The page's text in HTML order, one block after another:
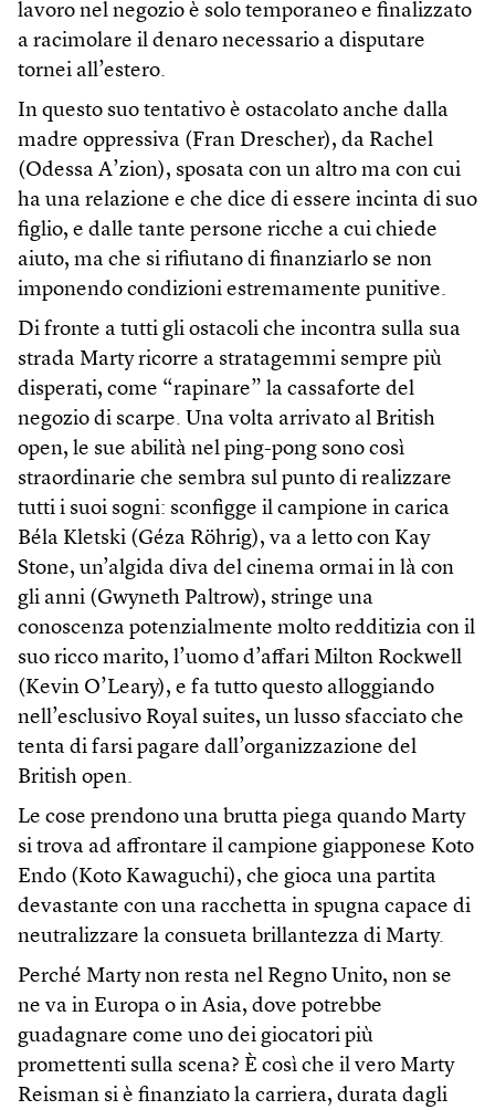
lavoro nel negozio è solo temporaneo e finalizzato
a racimolare il denaro necessario a disputare
tornei all’estero.
In questo suo tentativo è ostacolato anche dalla
madre oppressiva (Fran Drescher), da Rachel
(Odessa A’zion), sposata con un altro ma con cui
ha una relazione e che dice di essere incinta di suo
figlio, e dalle tante persone ricche a cui chiede
aiuto, ma che si rifiutano di finanziarlo se non
imponendo condizioni estremamente punitive.
Di fronte a tutti gli ostacoli che incontra sulla sua
strada Marty ricorre a stratagemmi sempre più
disperati, come “rapinare” la cassaforte del
negozio di scarpe. Una volta arrivato al British
open, le sue abilità nel ping-pong sono così
straordinarie che sembra sul punto di realizzare
tutti i suoi sogni: sconfigge il campione in carica
Béla Kletski (Géza Röhrig), va a letto con Kay
Stone, un’algida diva del cinema ormai in là con
gli anni (Gwyneth Paltrow), stringe una
conoscenza potenzialmente molto redditizia con il
suo ricco marito, l’uomo d’affari Milton Rockwell
(Kevin O’Leary), e fa tutto questo alloggiando
nell’esclusivo Royal suites, un lusso sfacciato che
tenta di farsi pagare dall’organizzazione del
British open.
Le cose prendono una brutta piega quando Marty
si trova ad affrontare il campione giapponese Koto
Endo (Koto Kawaguchi), che gioca una partita
devastante con una racchetta in spugna capace di
neutralizzare la consueta brillantezza di Marty.
Perché Marty non resta nel Regno Unito, non se
ne va in Europa o in Asia, dove potrebbe
guadagnare come uno dei giocatori più
promettenti sulla scena? È così che il vero Marty
Reisman si è finanziato la carriera, durata dagli